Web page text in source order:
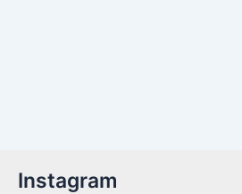
Instagram